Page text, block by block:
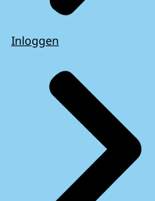
Inloggen